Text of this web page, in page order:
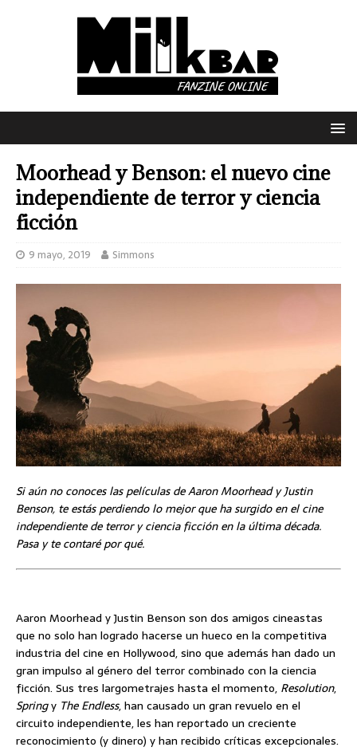
Moorhead y Benson: el nuevo cine
independiente de terror y ciencia
ficción
9 mayo, 2019 Simmons
Si aún no conoces las películas de Aaron Moorhead y Justin
Benson, te estás perdiendo lo mejor que ha surgido en el cine
independiente de terror y ciencia ficción en la última década.
Pasa y te contaré por qué.
Aaron Moorhead y Justin Benson son dos amigos cineastas
que no solo han logrado hacerse un hueco en la competitiva
industria del cine en Hollywood, sino que además han dado un
gran impulso al género del terror combinado con la ciencia
ficción. Sus tres largometrajes hasta el momento, Resolution,
Springy The Endless, han causado un gran revuelo en el
circuito independiente, les han reportado un creciente
reconocimiento (y dinero) y han recibido críticas excepcionales.